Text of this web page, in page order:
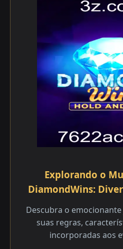
Explorando o
DiamondWins:
Descubra o
suas regras,
incorporadas aos